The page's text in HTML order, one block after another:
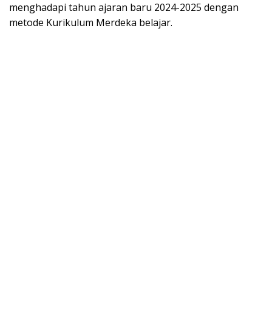
menghadapi tahun ajaran baru 2024-2025 dengan
metode Kurikulum Merdeka belajar.